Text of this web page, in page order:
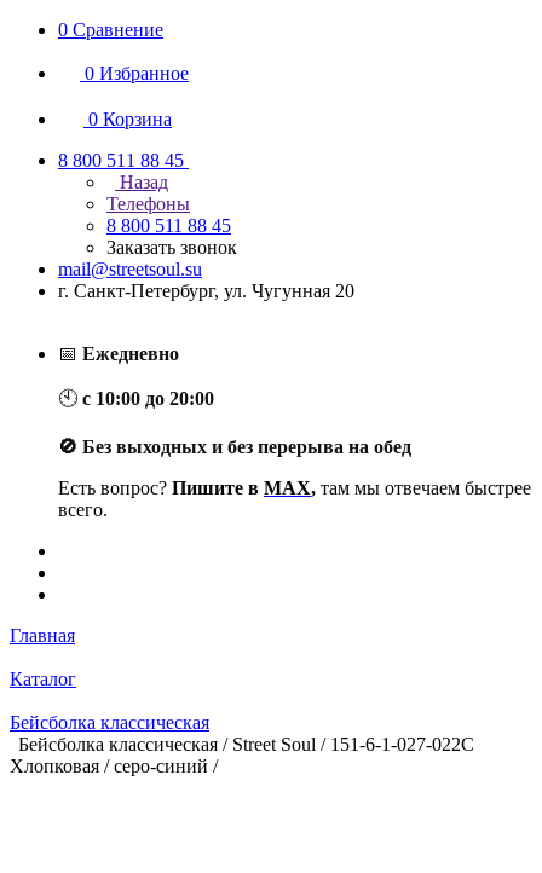
0 Сравнение
0 Избранное
0 Корзина
8 800 511 88 45
Назад
Телефоны
8 800 511 88 45
Заказать звонок
mail@streetsoul.su
г. Санкт-Петербург, ул. Чугунная 20
📅 Ежедневно
🕙 с 10:00 до 20:00
🚫 Без выходных и без перерыва на обед
Есть вопрос? Пишите в MAX, там мы отвечаем быстрее
всего.
Главная
Каталог
Бейсболка классическая
Бейсболка классическая / Street Soul / 151-6-1-027-022С
Хлопковая / серо-синий /